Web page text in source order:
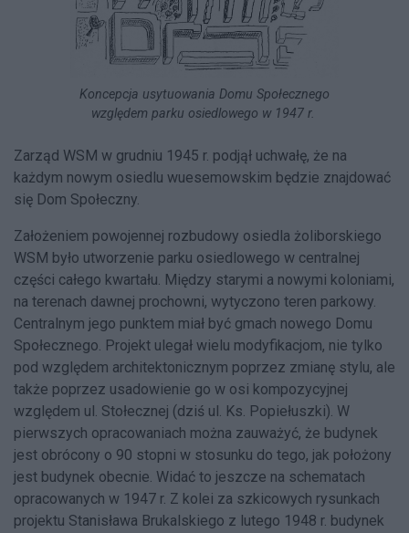
Koncepcja usytuowania Domu Społecznego
względem parku osiedlowego w 1947 r.
Zarząd WSM w grudniu 1945 r. podjął uchwałę, że na
każdym nowym osiedlu wuesemowskim będzie znajdować
się Dom Społeczny.
Założeniem powojennej rozbudowy osiedla żoliborskiego
WSM było utworzenie parku osiedlowego w centralnej
części całego kwartału. Między starymi a nowymi koloniami,
na terenach dawnej prochowni, wytyczono teren parkowy.
Centralnym jego punktem miał być gmach nowego Domu
Społecznego. Projekt ulegał wielu modyfikacjom, nie tylko
pod względem architektonicznym poprzez zmianę stylu, ale
także poprzez usadowienie go w osi kompozycyjnej
względem ul. Stołecznej (dziś ul. Ks. Popiełuszki). W
pierwszych opracowaniach można zauważyć, że budynek
jest obrócony o 90 stopni w stosunku do tego, jak położony
jest budynek obecnie. Widać to jeszcze na schematach
opracowanych w 1947 r. Z kolei za szkicowych rysunkach
projektu Stanisława Brukalskiego z lutego 1948 r. budynek